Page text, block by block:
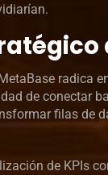
radica
de conectar
filas de
de KPIs